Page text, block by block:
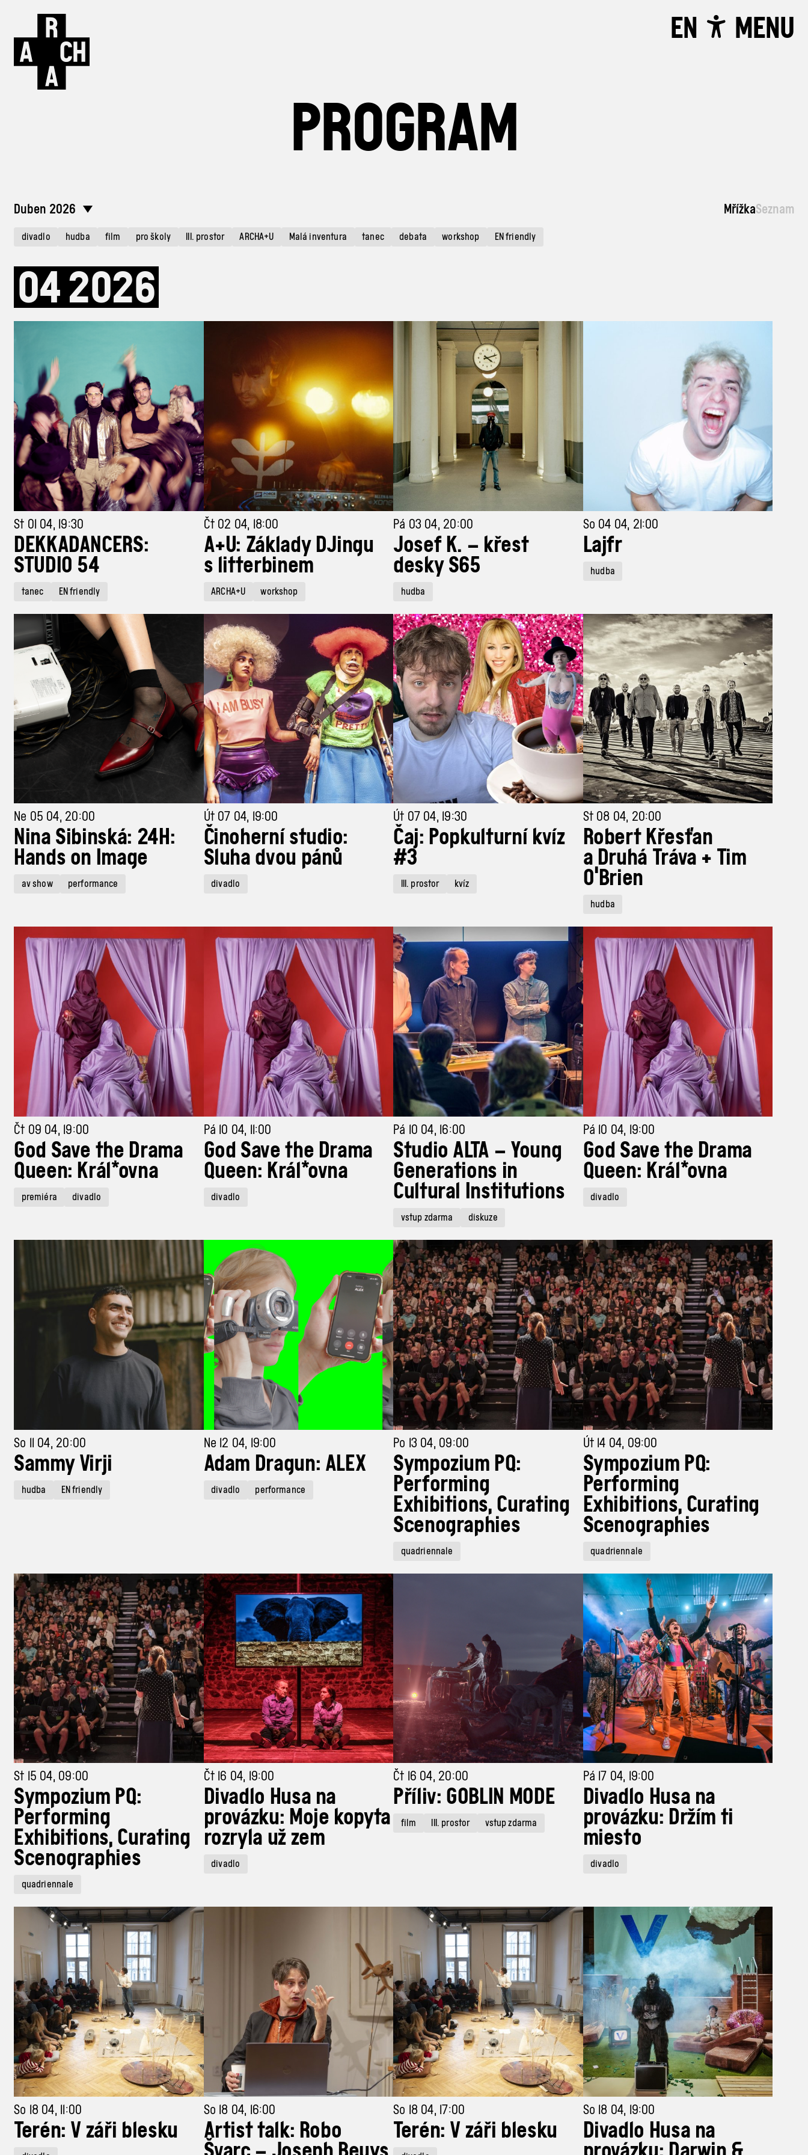
EN MENU
PROGRAM
Duben 2026 MřížkaSeznam
divadlo hudba film pro školy III. prostor ARCHA+U Malá inventura tanec debata workshop EN friendly
042026
St 01 04, 19:30
DEKKADANCERS:
STUDIO 54
tanec EN friendly
Čt 02 04, 18:00
A+U: Základy DJingu
s litterbinem
ARCHA+U workshop
Pá 03 04, 20:00
Josef K. – křest
desky S65
hudba
So 04 04, 21:00
Lajfr
hudba
Ne 05 04, 20:00
Nina Sibinská: 24H:
Hands on Image
av show performance
Út 07 04, 19:00
Činoherní studio:
Sluha dvou pánů
divadlo
Út 07 04, 19:30
Čaj: Popkulturní kvíz
#3
III. prostor kvíz
St 08 04, 20:00
Robert Křesťan
a Druhá Tráva + Tim
O'Brien
hudba
Čt 09 04, 19:00
God Save the Drama
Queen: Král*ovna
premiéra divadlo
Pá 10 04, 11:00
God Save the Drama
Queen: Král*ovna
divadlo
Pá 10 04, 16:00
Studio ALTA – Young
Generations in
Cultural Institutions
vstup zdarma diskuze
Pá 10 04, 19:00
God Save the Drama
Queen: Král*ovna
divadlo
So 11 04, 20:00
Sammy Virji
hudba EN friendly
Ne 12 04, 19:00
Adam Dragun: ALEX
divadlo performance
Po 13 04, 09:00
Sympozium PQ:
Performing
Exhibitions, Curating
Scenographies
quadriennale
Út 14 04, 09:00
Sympozium PQ:
Performing
Exhibitions, Curating
Scenographies
quadriennale
St 15 04, 09:00
Sympozium PQ:
Performing
Exhibitions, Curating
Scenographies
quadriennale
Čt 16 04, 19:00
Divadlo Husa na
provázku: Moje kopyta
rozryla už zem
divadlo
Čt 16 04, 20:00
Příliv: GOBLIN MODE
film III. prostor vstup zdarma
Pá 17 04, 19:00
Divadlo Husa na
provázku: Držím ti
miesto
divadlo
So 18 04, 11:00
Terén: V záři blesku
So 18 04, 16:00
Artist talk: Robo
So 18 04, 17:00
Terén: V záři blesku
So 18 04, 19:00
Divadlo Husa na